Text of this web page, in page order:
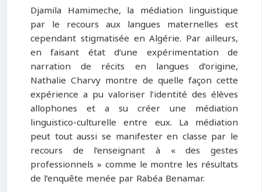
Djamila Hamimeche, la médiation linguistique
par le recours aux langues maternelles est
cependant stigmatisée en Algérie. Par ailleurs,
en faisant état d’une expérimentation de
narration de récits en langues d’origine,
Nathalie Charvy montre de quelle façon cette
expérience a pu valoriser l’identité des élèves
allophones et a su créer une médiation
linguistico-culturelle entre eux. La médiation
peut tout aussi se manifester en classe par le
recours de l’enseignant à « des gestes
professionnels » comme le montre les résultats
de l’enquête menée par Rabéa Benamar.